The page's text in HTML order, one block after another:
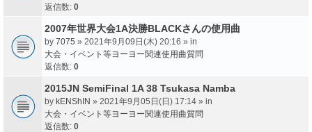
返信数: 0
2007年世界大会1A決勝BLACKさんの使用曲
by 7075 » 2021年9月09日(木) 20:16 » in
大会・イベント等ヨーヨー関連使用曲質問
返信数: 0
2015JN SemiFinal 1A 38 Tsukasa Namba
by kENShIN » 2021年9月05日(日) 17:14 » in
大会・イベント等ヨーヨー関連使用曲質問
返信数: 0